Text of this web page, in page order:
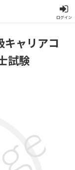
ログイン
キャリアコ
試験